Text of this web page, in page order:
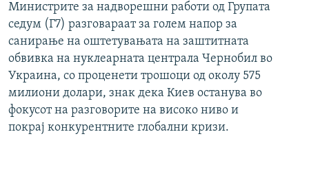
Министрите за надворешни работи од Групата
седум (Г7) разговараат за голем напор за
санирање на оштетувањата на заштитната
обвивка на нуклеарната централа Чернобил во
Украина, со проценети трошоци од околу 575
милиони долари, знак дека Киев останува во
фокусот на разговорите на високо ниво и
покрај конкурентните глобални кризи.